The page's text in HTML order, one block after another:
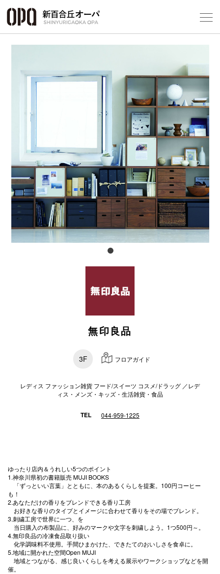
無印良品
3F フロアガイド
レディス ファッション雑貨 フード/スイーツ コスメ/ドラッグ ／レデ
ィス・メンズ・キッズ・生活雑貨・食品
TEL 044-959-1225
ゆったり店内＆うれしい5つのポイント
1.神奈川県初の書籍販売 MUJI BOOKS
「ずっといい言葉」とともに、本のあるくらしを提案。100円コーヒー
も！
2.あなただけの香りをブレンドできる香り工房
お好きな香りのタイプとイメージに合わせて香りをその場でブレンド。
3.刺繍工房で世界に一つ、を
当日購入の布製品に、好みのマークや文字を刺繍しよう。1つ500円～。
4.無印良品の冷凍食品取り扱い
化学調味料不使用。手間ひまかけた、できたてのおいしさを食卓に。
5.地域に開かれた空間Open MUJI
地域とつながる、感じ良いくらしを考える展示やワークショップなどを開
催。
フロア
ショッ
レスト
施設案内
アクセ
スタッ
キャナルシ